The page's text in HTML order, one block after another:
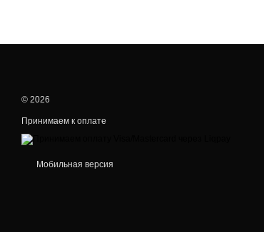
© 2026
Принимаем к оплате
Мобильная версия